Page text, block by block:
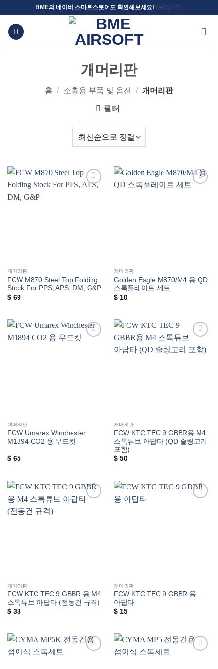
content
BME의 네이버 스마트스토어도 확인해보세요! (보러가기)
개머리판
홈 / 소총용 부품 및 옵션 / 개머리판
필터
개머리판
FCW M870 Steel Top Folding
Stock For PPS, APS, DM, G&P
$69
위시리스트에
개머리판
Golden Eagle M870/M4 용 QD
스톡플레이트 세트
$10
개머리판
FCW Umarex Winchester
M1894 CO2 용 우드킷
$65
추가
개머리판
FCW KTC TEC 9 GBBR용 M4
스톡튜브 아답타 (QD 슬링고리
포함)
$50
개머리판
FCW KTC TEC 9 GBBR 용 M4
스톡튜브 아답타 (전동건 규격)
$38
개머리판
FCW KTC TEC 9 GBBR 용
아답타
$15